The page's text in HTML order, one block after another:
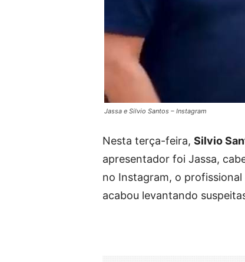
Jassa e Silvio Santos – Instagram
Nesta terça-feira, Silvio
apresentador foi Jassa,
no Instagram, o
acabou levantando